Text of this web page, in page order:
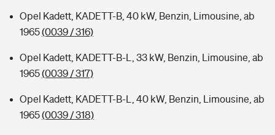
Opel Kadett, KADETT-B, 40 kW, Benzin, Limousine, ab
1965(0039 / 316)
Opel Kadett, KADETT-B-L, 33 kW, Benzin, Limousine, ab
1965(0039 / 317)
Opel Kadett, KADETT-B-L, 40 kW, Benzin, Limousine, ab
1965(0039 / 318)